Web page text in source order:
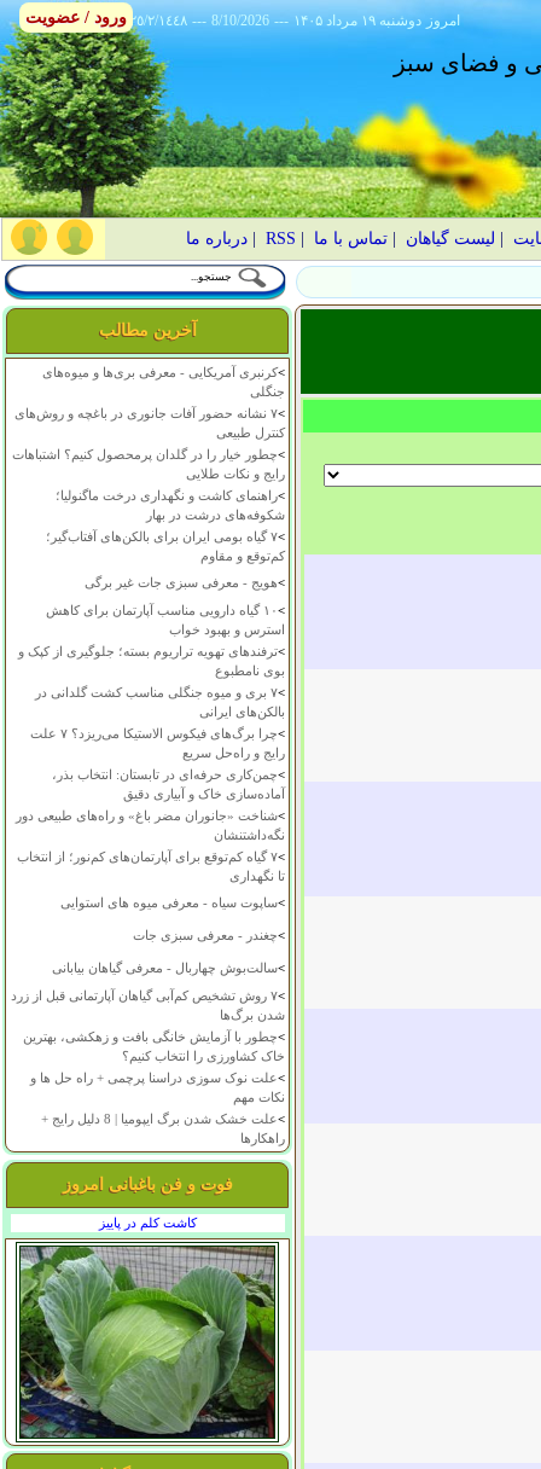
٢٥/٢/١٤٤٨ --- 8/10/2026 --- ۱۴۰۵ دوشنبه ۱۹ مرداد امروز
و فضای سبز
لیست گیاهان |تماس با ما RSS
|درباره ما
آخرین مطالب
>کرنبری آمریکایی - معرفی بری‌ها و میوه‌های
جنگلی
>
۷ نشانه حضور آفات جانوری در باغچه و روش‌های
کنترل طبیعی
>چطور خیار را در گلدان پرمحصول کنیم؟ اشتباهات
رایج و نکات طلایی
>راهنمای کاشت و نگهداری درخت ماگنولیا؛
شکوفه‌های درشت در بهار
>
۷ گیاه بومی ایران برای بالکن‌های آفتاب‌گیر؛
کم‌توقع و مقاوم
>هویج - معرفی سبزی جات غیر برگی
>
۱۰ گیاه دارویی مناسب آپارتمان برای کاهش
استرس و بهبود خواب
>ترفندهای تهویه تراریوم بسته؛ جلوگیری از کپک و
بوی نامطبوع
>
۷ بری و میوه جنگلی مناسب کشت گلدانی در
بالکن‌های ایرانی
>
چرا برگ‌های فیکوس الاستیکا می‌ریزد؟ ۷ علت
رایج و راه‌حل سریع
>چمن‌کاری حرفه‌ای در تابستان: انتخاب بذر،
آماده‌سازی خاک و آبیاری دقیق
>شناخت «جانوران مضر باغ» و راه‌های طبیعی دور
نگه‌داشتنشان
>
۷ گیاه کم‌توقع برای آپارتمان‌های کم‌نور؛ از انتخاب
تا نگهداری
>ساپوت سیاه - معرفی میوه های استوایی
>چغندر - معرفی سبزی جات
>سالت‌بوش چهاربال - معرفی گیاهان بیابانی
>
۷ روش تشخیص کم‌آبی گیاهان آپارتمانی قبل از زرد
شدن برگ‌ها
>چطور با آزمایش خانگی بافت و زهکشی، بهترین
خاک کشاورزی را انتخاب کنیم؟
>علت نوک سوزی دراسنا پرچمی + راه حل ها و
نکات مهم
>
علت خشک شدن برگ ایپومیا | 8 دلیل رایج +
راهکارها
فوت و فن باغبانی امروز
کاشت کلم در پاییز
ورود / عضویت